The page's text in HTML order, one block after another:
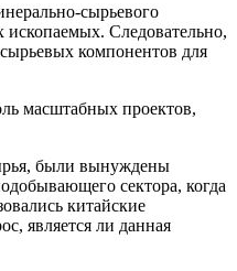
сырьевого
Следовательно,
компонентов для
масштабных проектов,
были вынуждены
сектора, когда
китайские
является ли данная